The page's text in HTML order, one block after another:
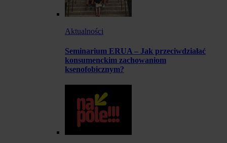
Aktualności
Seminarium ERUA – Jak przeciwdziałać
konsumenckim zachowaniom
ksenofobicznym?